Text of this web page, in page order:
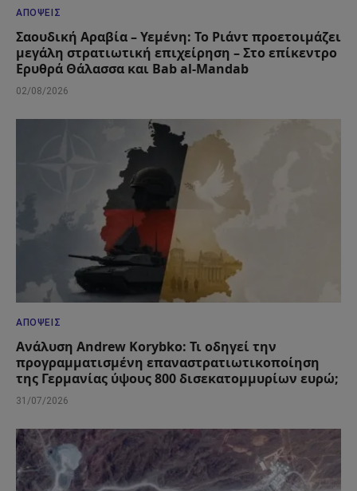
ΑΠΌΨΕΙΣ
Σαουδική Αραβία – Υεμένη: Το Ριάντ προετοιμάζει
μεγάλη στρατιωτική επιχείρηση – Στο επίκεντρο
Ερυθρά Θάλασσα και Bab al-Mandab
02/08/2026
ΑΠΌΨΕΙΣ
Ανάλυση Andrew Korybko: Τι οδηγεί την
προγραμματισμένη επαναστρατιωτικοποίηση
της Γερμανίας ύψους 800 δισεκατομμυρίων ευρώ;
31/07/2026